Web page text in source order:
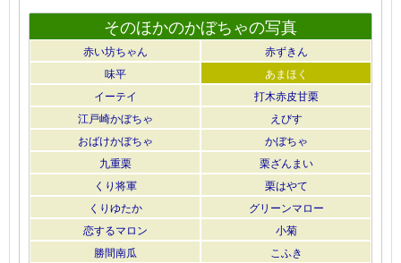
そのほかのかぼちゃの写真
赤い坊ちゃん
赤ずきん
味平
あまほく
イーテイ
打木赤皮甘栗
江戸崎かぼちゃ
えびす
おばけかぼちゃ
かぼちゃ
九重栗
栗ざんまい
くり将軍
栗はやて
くりゆたか
グリーンマロー
恋するマロン
小菊
勝間南瓜
こふき